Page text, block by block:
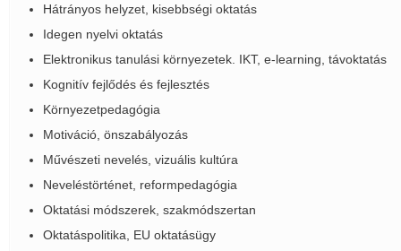
Hátrányos helyzet, kisebbségi oktatás
Idegen nyelvi oktatás
Elektronikus tanulási környezetek. IKT, e-learning, távoktatás
Kognitív fejlődés és fejlesztés
Környezetpedagógia
Motiváció, önszabályozás
Művészeti nevelés, vizuális kultúra
Neveléstörténet, reformpedagógia
Oktatási módszerek, szakmódszertan
Oktatáspolitika, EU oktatásügy